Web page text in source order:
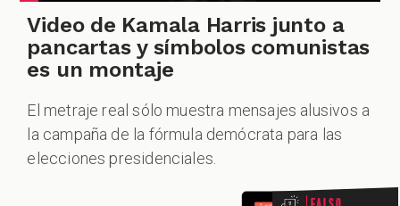
Video de Kamala Harris junto a
pancartas y símbolos comunistas
es un montaje
El metraje real sólo muestra mensajes alusivos a
la campaña de la fórmula demócrata para las
elecciones presidenciales.